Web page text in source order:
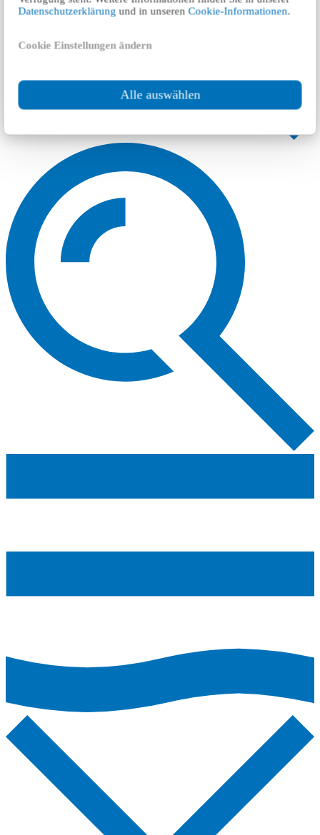
Datenschutzerklärung und in unserenCookie-Informationen.
Cookie Einstellungen ändern
Alle auswählen